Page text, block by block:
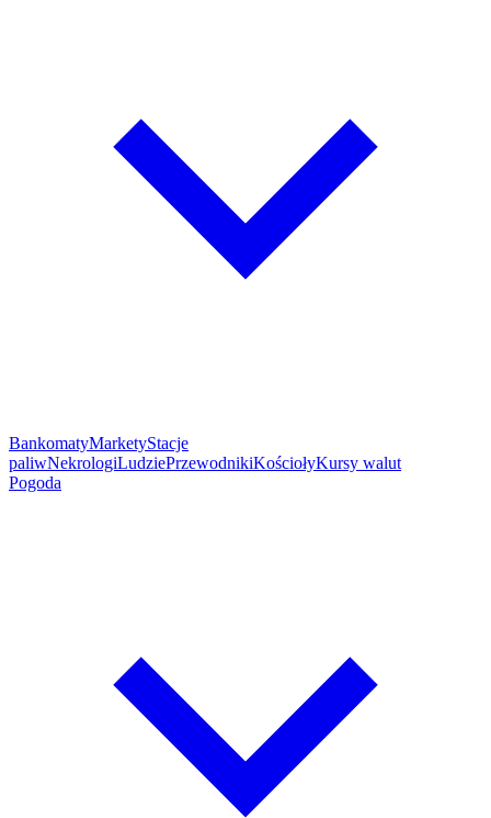
BankomatyMarketyStacje
paliwNekrologiLudziePrzewodnikiKościołyKursy walut
Pogoda